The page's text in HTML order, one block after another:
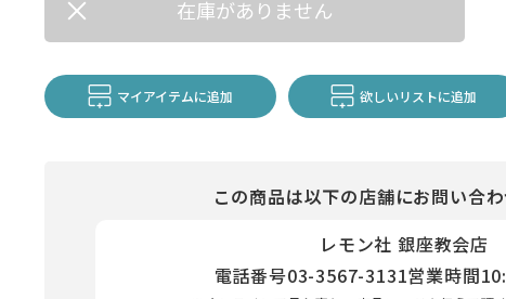
在庫がありません
マイアイテムに追加 欲しいリストに追加
この商品は以下の店舗にお問い合
レモン社 銀座教会店
電話番号03-3567-3131営業時間